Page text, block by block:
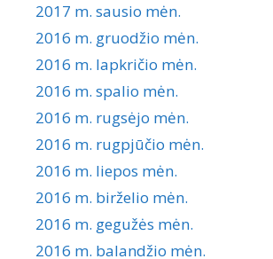
2017 m. sausio mėn.
2016 m. gruodžio mėn.
2016 m. lapkričio mėn.
2016 m. spalio mėn.
2016 m. rugsėjo mėn.
2016 m. rugpjūčio mėn.
2016 m. liepos mėn.
2016 m. birželio mėn.
2016 m. gegužės mėn.
2016 m. balandžio mėn.